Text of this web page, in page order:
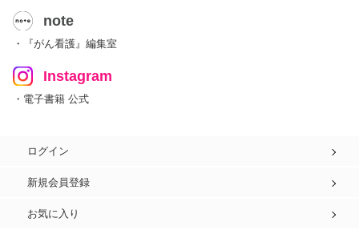
note
・『がん看護』編集室
Instagram
・電子書籍 公式
ログイン
新規会員登録
お気に入り